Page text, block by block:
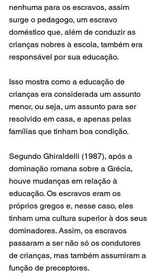
nenhuma para os escravos, assim
surge o pedagogo, um escravo
doméstico que, além de conduzir as
crianças nobres à escola, também era
responsável por sua educação.
Isso mostra como a educação de
crianças era considerada um assunto
menor, ou seja, um assunto para ser
resolvido em casa, e apenas pelas
famílias que tinham boa condição.
Segundo Ghiraldelli (1987), após a
dominação romana sobre a Grécia,
houve mudanças em relação à
educação. Os escravos eram os
próprios gregos e, nesse caso, eles
tinham uma cultura superior à dos seus
dominadores. Assim, os escravos
passaram a ser não só os condutores
de crianças, mas também assumiram a
função de preceptores.